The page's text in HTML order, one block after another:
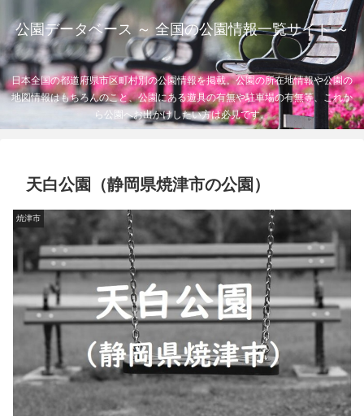
公園データベース ～ 全国の公園情報一覧サイト ～
日本全国の都道府県市区町村別の公園情報を掲載。公園の所在地情報や公園の
地図情報はもちろんのこと、公園にある遊具の有無や駐車場の有無等、これか
ら公園へお出かけしたい方は必見です。
天白公園（静岡県焼津市の公園）
焼津市